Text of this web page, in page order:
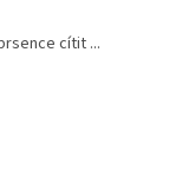
cítit ...